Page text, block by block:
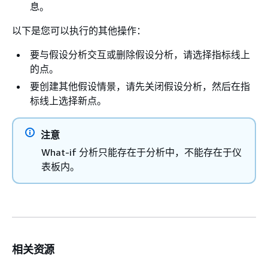
息。
以下是您可以执行的其他操作：
要与假设分析交互或删除假设分析，请选择指标线上
的点。
要创建其他假设情景，请先关闭假设分析，然后在指
标线上选择新点。
注意
What-if 分析只能存在于分析中，不能存在于仪
表板内。
相关资源